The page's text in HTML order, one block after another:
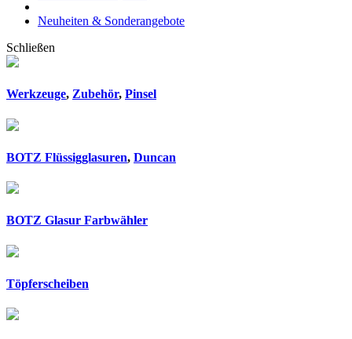
Neuheiten & Sonderangebote
Schließen
Werkzeuge, Zubehör, Pinsel
BOTZ Flüssigglasuren, Duncan
BOTZ Glasur Farbwähler
Töpferscheiben